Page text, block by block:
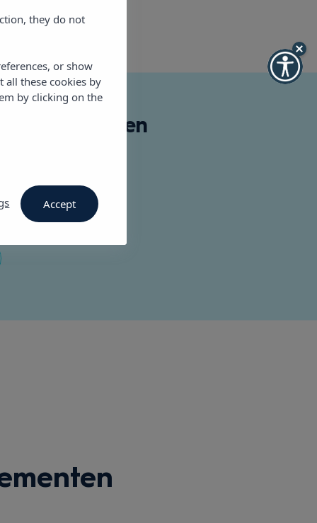
they do not
or show
all these cookies by
by clicking on the
Accept